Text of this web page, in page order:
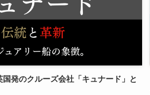
発のクルーズ会社「キュナード」と